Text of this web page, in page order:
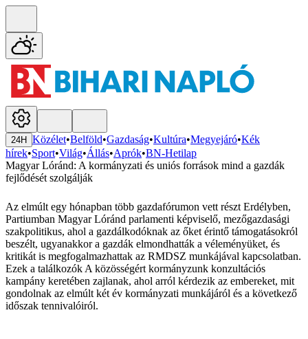
24H Közélet•Belföld•Gazdaság•Kultúra•Megyejáró•Kék
hírek•Sport•Világ•Állás•Aprók•BN-Hetilap
Magyar Lóránd: A kormányzati és uniós források mind a gazdák
fejlődését szolgálják
Az elmúlt egy hónapban több gazdafórumon vett részt Erdélyben,
Partiumban Magyar Lóránd parlamenti képviselő, mezőgazdasági
szakpolitikus, ahol a gazdálkodóknak az őket érintő támogatásokról
beszélt, ugyanakkor a gazdák elmondhatták a véleményüket, és
kritikát is megfogalmazhattak az RMDSZ munkájával kapcsolatban.
Ezek a találkozók A közösségért kormányzunk konzultációs
kampány keretében zajlanak, ahol arról kérdezik az embereket, mit
gondolnak az elmúlt két év kormányzati munkájáról és a következő
időszak tennivalóiról.